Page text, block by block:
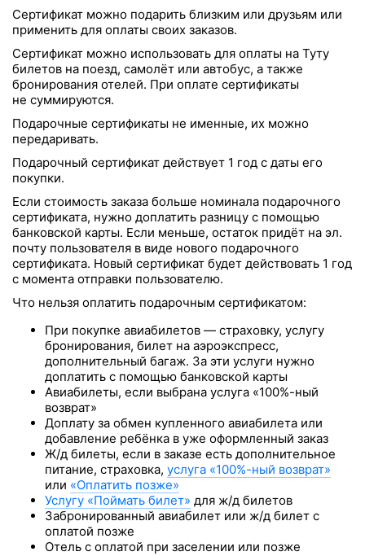
Сертификат можно подарить близким или друзьям или
применить для оплаты своих заказов.
Сертификат можно использовать для оплаты на Туту
билетов на поезд, самолёт или автобус, а также
бронирования отелей. При оплате сертификаты
не суммируются.
Подарочные сертификаты не именные, их можно
передаривать.
Подарочный сертификат действует 1 год с даты его
покупки.
Если стоимость заказа больше номинала подарочного
сертификата, нужно доплатить разницу с помощью
банковской карты. Если меньше, остаток придёт на эл.
почту пользователя в виде нового подарочного
сертификата. Новый сертификат будет действовать 1 год
с момента отправки пользователю.
Что нельзя оплатить подарочным сертификатом:
При покупке авиабилетов — страховку, услугу
бронирования, билет на аэроэкспресс,
дополнительный багаж. За эти услуги нужно
доплатить с помощью банковской карты
Авиабилеты, если выбрана услуга «100%-ный
возврат»
Доплату за обмен купленного авиабилета или
добавление ребёнка в уже оформленный заказ
Ж/д билеты, если в заказе есть дополнительное
питание, страховка, услуга «100%-ный возврат»
или «Оплатить позже»
Услугу «Поймать билет» для ж/д билетов
Забронированный авиабилет или ж/д билет с
оплатой позже
Отель с оплатой при заселении или позже